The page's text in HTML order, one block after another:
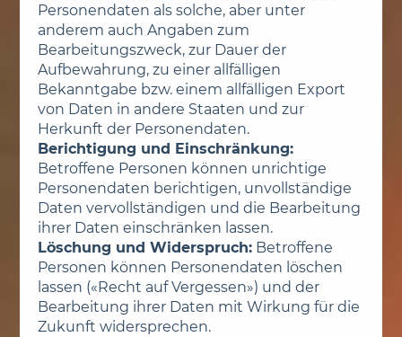
Personendaten als solche, aber unter
anderem auch Angaben zum
Bearbeitungszweck, zur Dauer der
Aufbewahrung, zu einer allfälligen
Bekanntgabe bzw. einem allfälligen Export
von Daten in andere Staaten und zur
Herkunft der Personendaten.
Berichtigung und Einschränkung:
Betroffene Personen können unrichtige
Personendaten berichtigen, unvollständige
Daten vervollständigen und die Bearbeitung
ihrer Daten einschränken lassen.
Löschung und Widerspruch: Betroffene
Personen können Personendaten löschen
lassen («Recht auf Vergessen») und der
Bearbeitung ihrer Daten mit Wirkung für die
Zukunft widersprechen.